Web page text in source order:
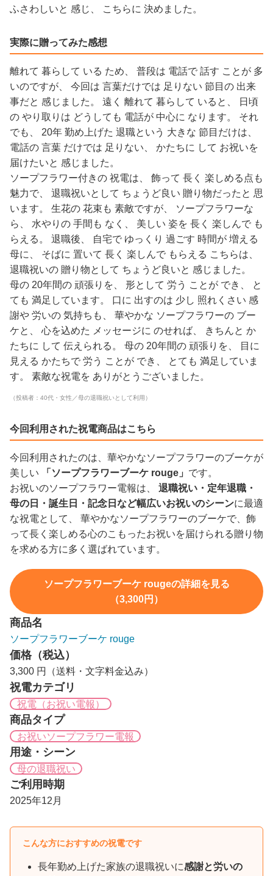
ふさわしいと 感じ、 こちらに 決めました。
実際に贈ってみた感想
離れて 暮らして いる ため、 普段は 電話で 話す ことが 多
いのですが、 今回は 言葉だけでは 足りない 節目の 出来
事だと 感じました。 遠く 離れて 暮らして いると、 日頃
の やり取りは どうしても 電話が 中心に なります。 それ
でも、 20年 勤め上げた 退職という 大きな 節目だけは、
電話の 言葉 だけでは 足りない、 かたちに して お祝いを
届けたいと 感じました。
ソープフラワー付きの 祝電は、 飾って 長く 楽しめる点も
魅力で、 退職祝いとして ちょうど良い 贈り物だったと 思
います。 生花の 花束も 素敵ですが、 ソープフラワーな
ら、 水やりの 手間も なく、 美しい 姿を 長く 楽しんで も
らえる。 退職後、 自宅で ゆっくり 過ごす 時間が 増える
母に、 そばに 置いて 長く 楽しんで もらえる こちらは、
退職祝いの 贈り物として ちょうど良いと 感じました。
母の 20年間の 頑張りを、 形として 労う ことが でき、 と
ても 満足しています。 口に 出すのは 少し 照れくさい 感
謝や 労いの 気持ちも、 華やかな ソープフラワーの ブー
ケと、 心を込めた メッセージに のせれば、 きちんと か
たちに して 伝えられる。 母の 20年間の 頑張りを、 目に
見える かたちで 労う ことが でき、 とても 満足していま
す。 素敵な祝電を ありがとうございました。
（投稿者：40代・女性／母の退職祝いとして利用）
今回利用された祝電商品はこちら
今回利用されたのは、華やかなソープフラワーのブーケが
美しい
「ソープフラワーブーケ rouge」 です。
お祝いのソープフラワー電報は、 退職祝い・定年退職・
母の日・誕生日・記念日など幅広いお祝いのシーンに最適
な祝電として、 華やかなソープフラワーのブーケで、飾
って長く楽しめる心のこもったお祝いを届けられる贈り物
を求める方に多く選ばれています。
ソープフラワーブーケ rougeの詳細を見る
（3,300円）
商品名
ソープフラワーブーケ rouge
価格（税込）
3,300 円（送料・文字料金込み）
祝電カテゴリ
祝電（お祝い電報）
商品タイプ
お祝いソープフラワー電報
用途・シーン
母の退職祝い
ご利用時期
2025年12月
こんな方におすすめの祝電です
長年勤め上げた家族の退職祝いに感謝と労いの